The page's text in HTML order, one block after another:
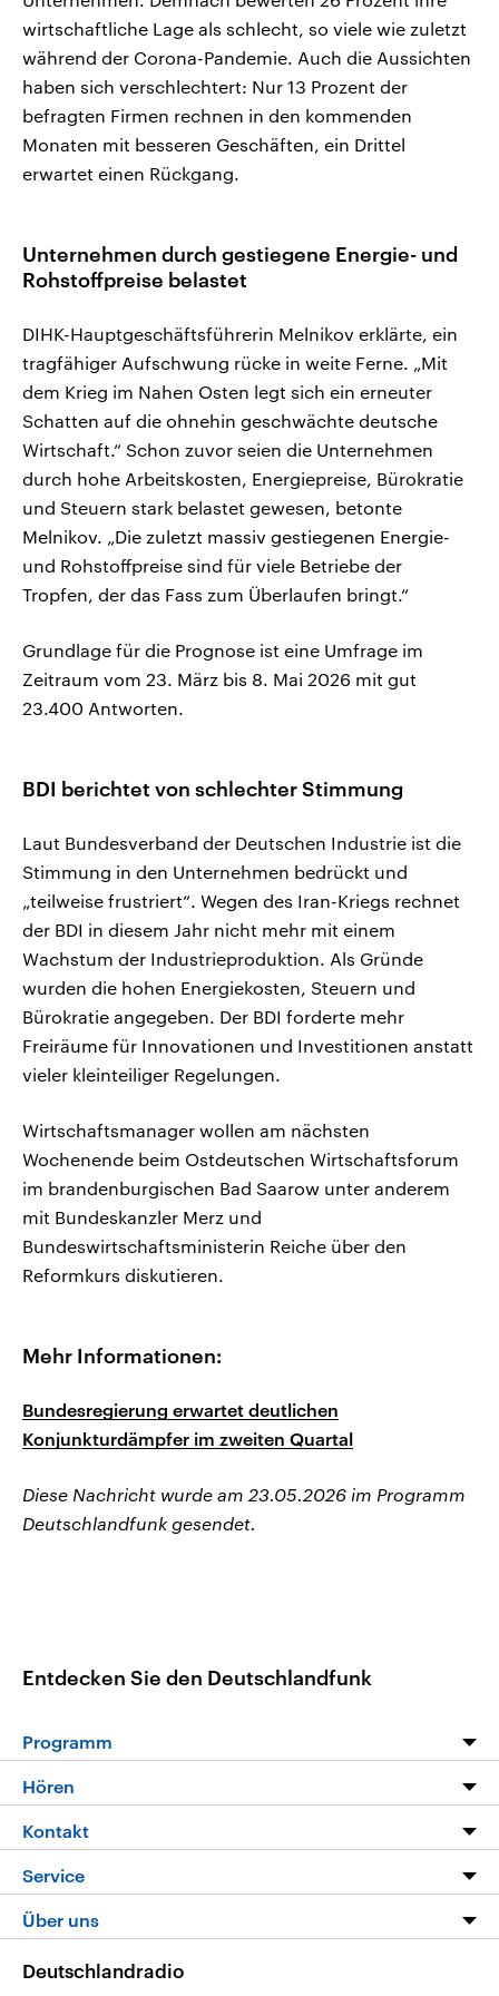
wirtschaftliche Lage als schlecht, so viele wie zuletzt
⁠während ⁠der Corona-Pandemie. Auch die ⁠Aussichten
haben sich verschlechtert: Nur 13 Prozent der
befragten Firmen ⁠rechnen in den kommenden
Monaten ⁠mit besseren Geschäften, ein Drittel
‌erwartet einen Rückgang.
Unternehmen durch gestiegene Energie- und
Rohstoffpreise belastet
DIHK-Hauptgeschäftsführerin Melnikov erklärte, ein
tragfähiger Aufschwung rücke in weite Ferne. „Mit
dem Krieg im Nahen Osten legt sich ein erneuter
Schatten auf die ohnehin geschwächte ​deutsche
Wirtschaft.“ Schon zuvor seien die Unternehmen
durch hohe Arbeitskosten, Energiepreise, Bürokratie
und Steuern stark belastet gewesen, betonte
Melnikov. „Die zuletzt massiv gestiegenen Energie-
und Rohstoffpreise sind für viele Betriebe der
Tropfen, der das Fass zum Überlaufen bringt.“
Grundlage für die ​Prognose ist eine Umfrage im
Zeitraum vom 23. März bis 8. Mai 2026 ‌mit gut
23.400 Antworten.
BDI berichtet von schlechter Stimmung
Laut Bundesverband der Deutschen Industrie ist die
Stimmung in den Unternehmen bedrückt und
„teilweise frustriert“. Wegen des Iran-Kriegs rechnet
der BDI in diesem Jahr nicht mehr mit einem
Wachstum der Industrieproduktion. Als Gründe
wurden die hohen Energiekosten, Steuern und
Bürokratie angegeben. Der BDI forderte mehr
Freiräume für Innovationen und Investitionen anstatt
vieler kleinteiliger Regelungen.
Wirtschaftsmanager wollen am nächsten
Wochenende beim Ostdeutschen Wirtschaftsforum
im brandenburgischen Bad Saarow unter anderem
mit Bundeskanzler Merz und
Bundeswirtschaftsministerin Reiche über den
Reformkurs diskutieren.
Mehr Informationen:
Bundesregierung erwartet deutlichen
Konjunkturdämpfer im zweiten Quartal
Diese Nachricht wurde am 23.05.2026 im Programm
Deutschlandfunk gesendet.
Entdecken Sie den Deutschlandfunk
Programm
Programm
Die Nachrichten
Nachrichtenleicht
Neue Beiträge auf dlf.de
Hören
Livestream
Podcasts
Deutschlandfunk App
Nachrichten App
Kontakt
Hörerservice
Service
FAQ
Veranstaltungen
Über uns
Deutschlandradio